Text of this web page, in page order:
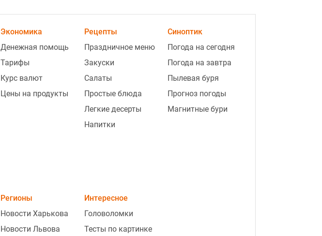
Экономика
Денежная помощь
Тарифы
Курс валют
Цены на продукты
Рецепты
Праздничное меню
Закуски
Салаты
Простые блюда
Легкие десерты
Напитки
Синоптик
Погода на сегодня
Погода на завтра
Пылевая буря
Прогноз погоды
Магнитные бури
Регионы
Новости Харькова
Новости Львова
Интересное
Головоломки
Тесты по картинке